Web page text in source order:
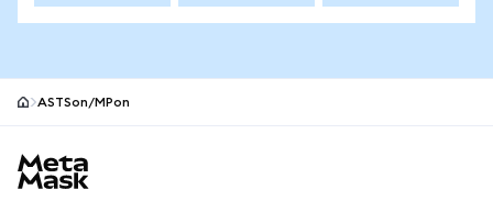
ASTSon/MPon